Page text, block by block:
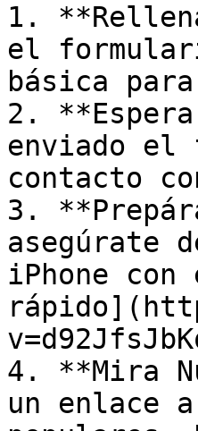
1.
el
básica para
2.
enviado el
contacto
3.
asegúrate
iPhone
4. **Mira
un enlace